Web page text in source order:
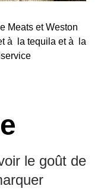
Meats et Weston
à la tequila et à la
le goût de